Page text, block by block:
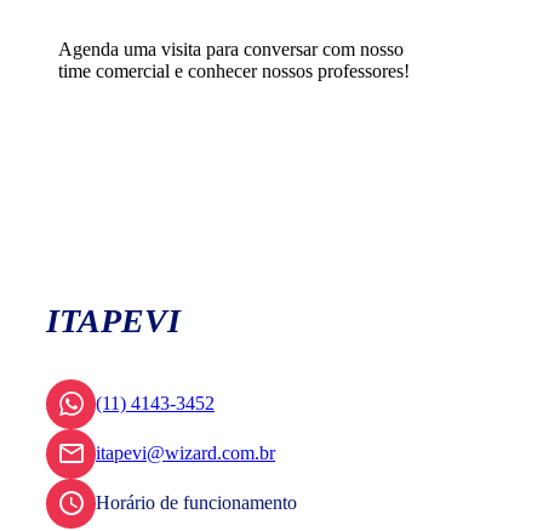
Agenda uma visita para conversar com nosso
time comercial e conhecer nossos professores!
ITAPEVI
(11) 4143-3452
itapevi@wizard.com.br
Horário de funcionamento